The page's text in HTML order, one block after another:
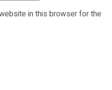
in this browser for the